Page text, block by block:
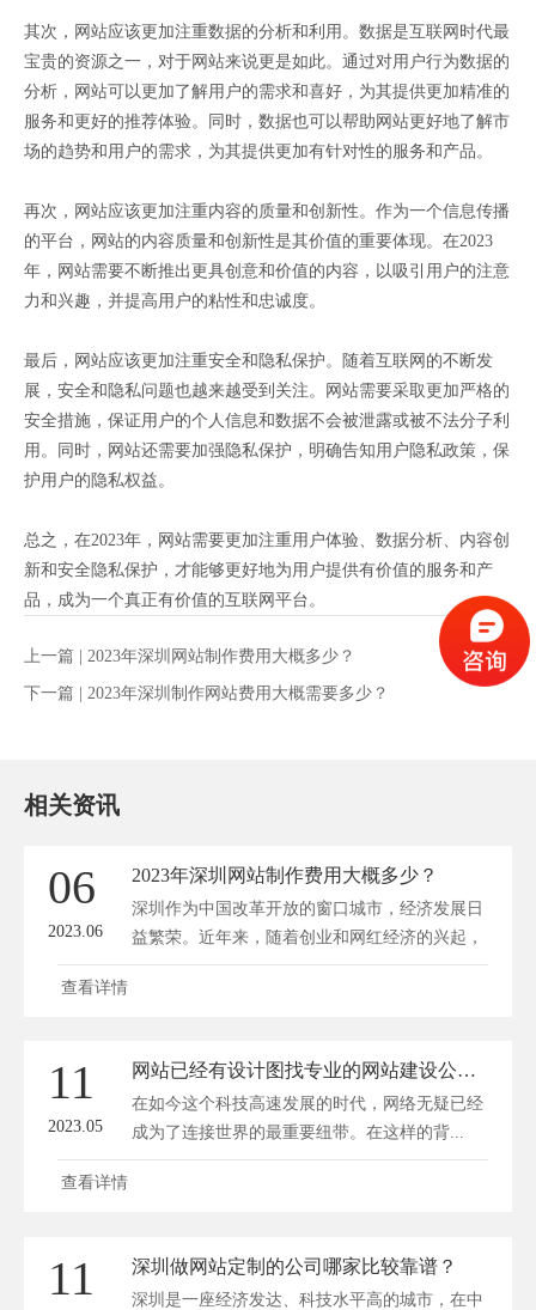
其次，网站应该更加注重数据的分析和利用。数据是互联网时代最
宝贵的资源之一，对于网站来说更是如此。通过对用户行为数据的
分析，网站可以更加了解用户的需求和喜好，为其提供更加精准的
服务和更好的推荐体验。同时，数据也可以帮助网站更好地了解市
场的趋势和用户的需求，为其提供更加有针对性的服务和产品。
再次，网站应该更加注重内容的质量和创新性。作为一个信息传播
的平台，网站的内容质量和创新性是其价值的重要体现。在2023
年，网站需要不断推出更具创意和价值的内容，以吸引用户的注意
力和兴趣，并提高用户的粘性和忠诚度。
最后，网站应该更加注重安全和隐私保护。随着互联网的不断发
展，安全和隐私问题也越来越受到关注。网站需要采取更加严格的
安全措施，保证用户的个人信息和数据不会被泄露或被不法分子利
用。同时，网站还需要加强隐私保护，明确告知用户隐私政策，保
护用户的隐私权益。
总之，在2023年，网站需要更加注重用户体验、数据分析、内容创
新和安全隐私保护，才能够更好地为用户提供有价值的服务和产
品，成为一个真正有价值的互联网平台。
上一篇 | 2023年深圳网站制作费用大概多少？
下一篇 | 2023年深圳制作网站费用大概需要多少？
相关资讯
06
2023.06
2023年深圳网站制作费用大概多少？
深圳作为中国改革开放的窗口城市，经济发展日
益繁荣。近年来，随着创业和网红经济的兴起，
深...
查看详情
11
2023.05
网站已经有设计图找专业的网站建设公司做前端和后台
在如今这个科技高速发展的时代，网络无疑已经
成为了连接世界的最重要纽带。在这样的背...
查看详情
11 深圳做网站定制的公司哪家比较靠谱？
深圳是一座经济发达、科技水平高的城市，在中